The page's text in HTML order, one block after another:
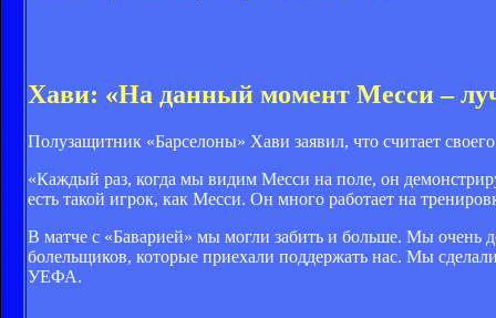
Хави: «На данный момент Месси –
Полузащитник «Барселоны» Хави заявил, что считает
«Каждый раз, когда мы видим Месси на поле, он
есть такой игрок, как Месси. Он много работает на
В матче с «Баварией» мы могли забить и больше. Мы очень
болельщиков, которые приехали поддержать нас. Мы
УЕФА.